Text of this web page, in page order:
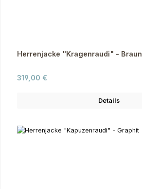
Herrenjacke "Kragenraudi" - Braun
Regulärer Preis:
319,00 €
Details